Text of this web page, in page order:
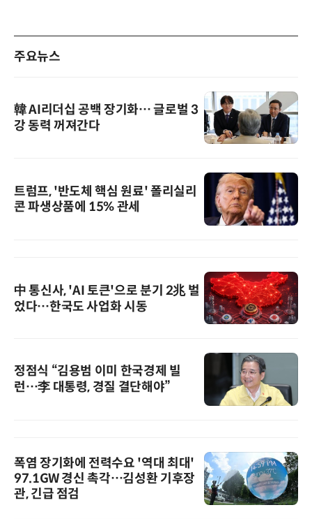
주요뉴스
韓 AI리더십 공백 장기화… 글로벌 3
강 동력 꺼져간다
트럼프, '반도체 핵심 원료' 폴리실리
콘 파생상품에 15% 관세
中 통신사, 'AI 토큰'으로 분기 2兆 벌
었다…한국도 사업화 시동
정점식 “김용범 이미 한국경제 빌
런…李 대통령, 경질 결단해야”
폭염 장기화에 전력수요 '역대 최대'
97.1GW 경신 촉각…김성환 기후장
관, 긴급 점검